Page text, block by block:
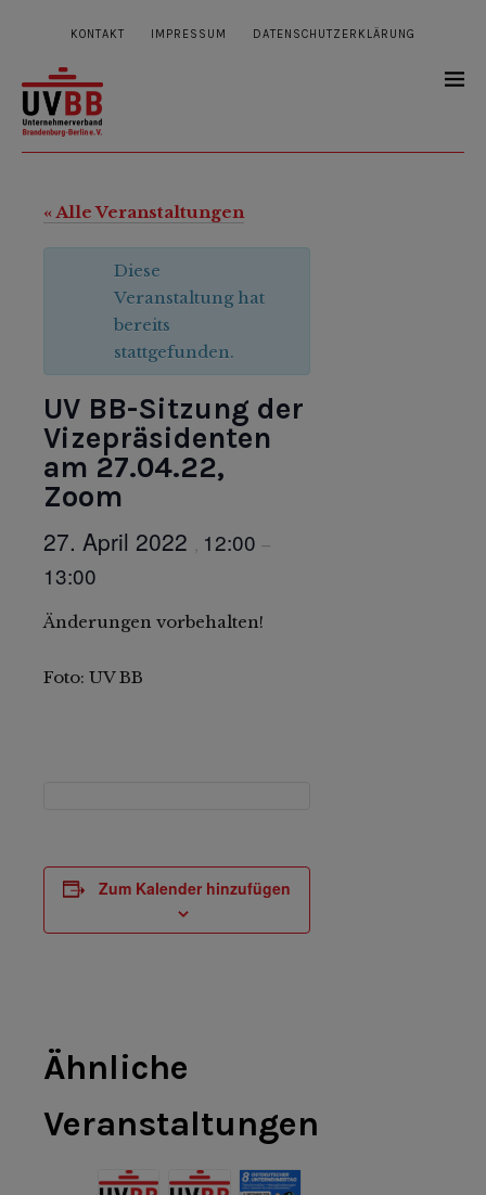
KONTAKT IMPRESSUM DATENSCHUTZERKLÄRUNG
« Alle Veranstaltungen
Diese
Veranstaltung hat
bereits
stattgefunden.
UV BB-Sitzung der
Vizepräsidenten
am 27.04.22,
Zoom
27. April 2022 , 12:00 –
13:00
Änderungen vorbehalten!
Foto: UV BB
Zum Kalender hinzufügen
Ähnliche
Veranstaltungen